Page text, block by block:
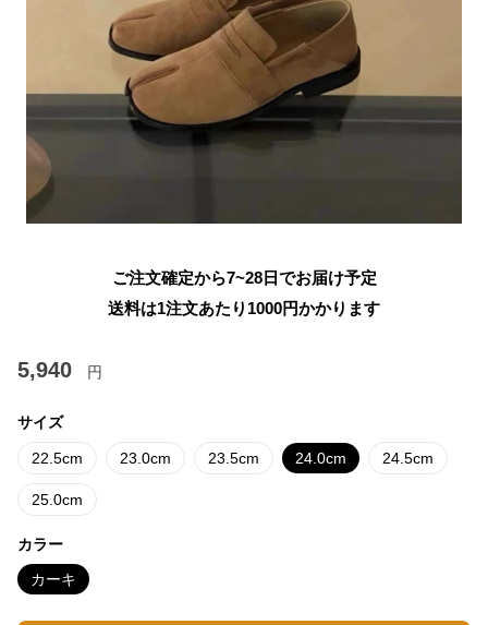
ご注文確定から7~28日でお届け予定
送料は1注文あたり 1000円かかります
5,940 円
サイズ
22.5cm 23.0cm 23.5cm 24.0cm 24.5cm
25.0cm
カラー
カーキ